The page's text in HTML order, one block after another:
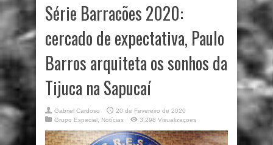
Série Barracões 2020:
cercado de expectativa, Paulo
Barros arquiteta os sonhos da
Tijuca na Sapucaí
Gabriel Cardoso
20 de Fevereiro de 2020
Grupo Especial
Notícias 3,298 Visualizaçoes